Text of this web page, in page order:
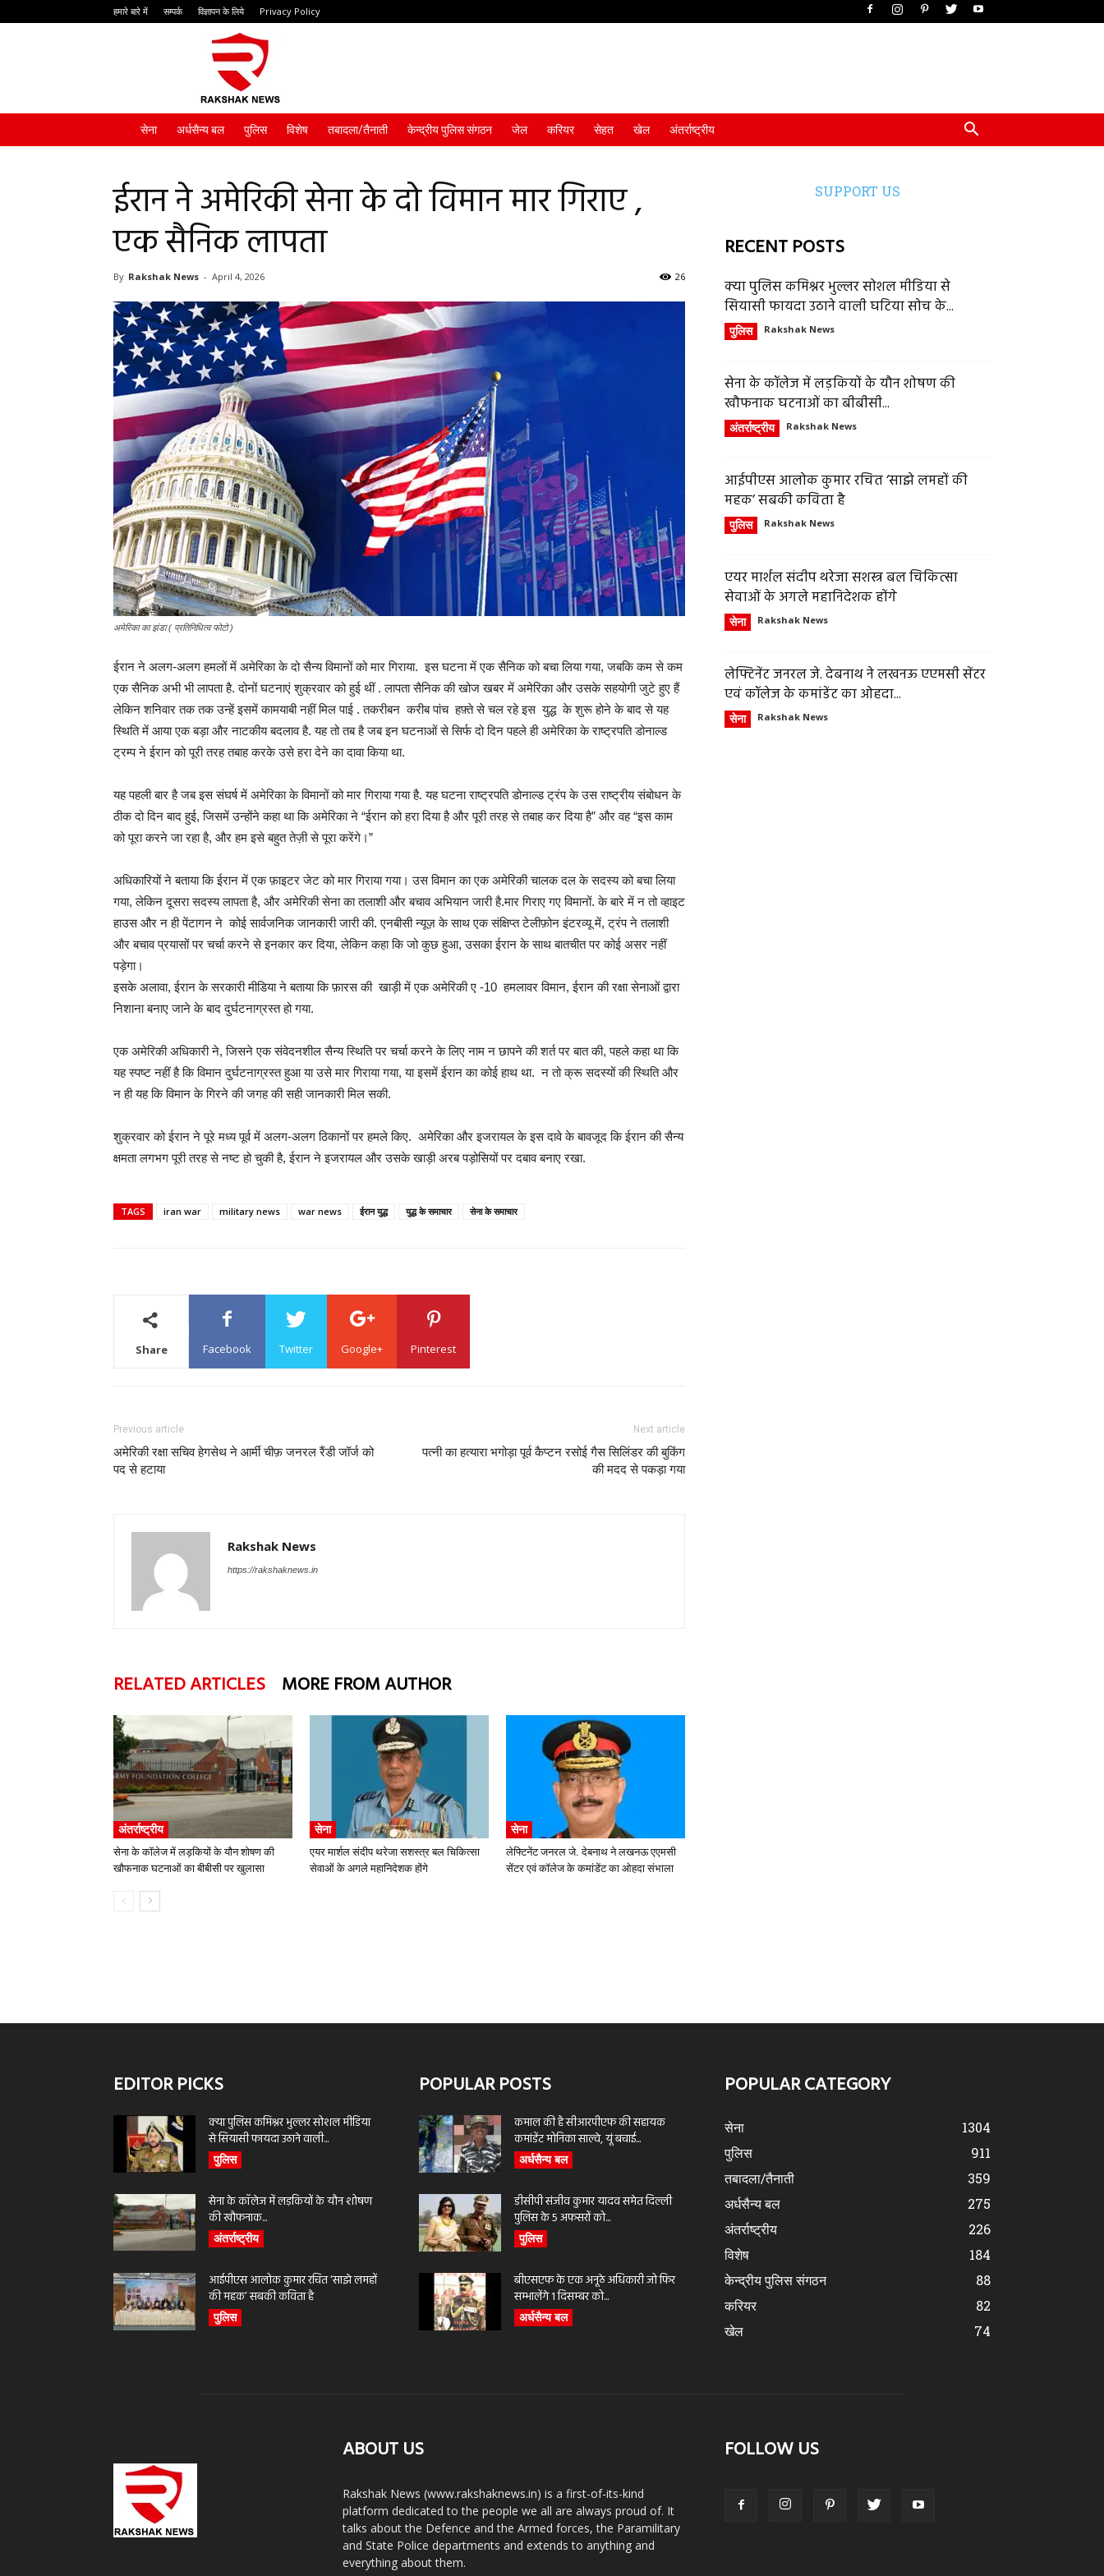
हमारे बारे में सम्पर्क विज्ञापन के लिये Privacy Policy
सेना अर्धसैन्य बल पुलिस विशेष तबादला/तैनाती केन्द्रीय पुलिस संगठन जेल करियर सेहत खेल अंतर्राष्ट्रीय
ईरान ने अमेरिकी सेना के दो विमान मार गिराए ,
एक सैनिक लापता
By Rakshak News - April 4, 2026 26
अमेरिका का झंडा ( प्रतिनिधित्व फोटो )
ईरान ने अलग-अलग हमलों में अमेरिका के दो सैन्य विमानों को मार गिराया. इस घटना में एक सैनिक को बचा लिया गया, जबकि कम से कम
एक सैनिक अभी भी लापता है. दोनों घटनाएं शुक्रवार को हुई थीं . लापता सैनिक की खोज खबर में अमेरिका और उसके सहयोगी जुटे हुए हैं
लेकिन शनिवार तक तक उन्हें इसमें कामयाबी नहीं मिल पाई . तकरीबन करीब पांच हफ़्ते से चल रहे इस युद्ध के शुरू होने के बाद से यह
स्थिति में आया एक बड़ा और नाटकीय बदलाव है. यह तो तब है जब इन घटनाओं से सिर्फ दो दिन पहले ही अमेरिका के राष्ट्रपति डोनाल्ड
ट्रम्प ने ईरान को पूरी तरह तबाह करके उसे हरा देने का दावा किया था.
यह पहली बार है जब इस संघर्ष में अमेरिका के विमानों को मार गिराया गया है. यह घटना राष्ट्रपति डोनाल्ड ट्रंप के उस राष्ट्रीय संबोधन के
ठीक दो दिन बाद हुई, जिसमें उन्होंने कहा था कि अमेरिका ने “ईरान को हरा दिया है और पूरी तरह से तबाह कर दिया है” और वह “इस काम
को पूरा करने जा रहा है, और हम इसे बहुत तेज़ी से पूरा करेंगे।”
अधिकारियों ने बताया कि ईरान में एक फ़ाइटर जेट को मार गिराया गया। उस विमान का एक अमेरिकी चालक दल के सदस्य को बचा लिया
गया, लेकिन दूसरा सदस्य लापता है, और अमेरिकी सेना का तलाशी और बचाव अभियान जारी है.मार गिराए गए विमानों. के बारे में न तो व्हाइट
हाउस और न ही पेंटागन ने कोई सार्वजनिक जानकारी जारी की. एनबीसी न्यूज़ के साथ एक संक्षिप्त टेलीफ़ोन इंटरव्यू में, ट्रंप ने तलाशी
और बचाव प्रयासों पर चर्चा करने से इनकार कर दिया, लेकिन कहा कि जो कुछ हुआ, उसका ईरान के साथ बातचीत पर कोई असर नहीं
पड़ेगा।
इसके अलावा, ईरान के सरकारी मीडिया ने बताया कि फ़ारस की खाड़ी में एक अमेरिकी ए -10 हमलावर विमान, ईरान की रक्षा सेनाओं द्वारा
निशाना बनाए जाने के बाद दुर्घटनाग्रस्त हो गया.
एक अमेरिकी अधिकारी ने, जिसने एक संवेदनशील सैन्य स्थिति पर चर्चा करने के लिए नाम न छापने की शर्त पर बात की, पहले कहा था कि
यह स्पष्ट नहीं है कि विमान दुर्घटनाग्रस्त हुआ या उसे मार गिराया गया, या इसमें ईरान का कोई हाथ था. न तो क्रू सदस्यों की स्थिति और
न ही यह कि विमान के गिरने की जगह की सही जानकारी मिल सकी.
शुक्रवार को ईरान ने पूरे मध्य पूर्व में अलग-अलग ठिकानों पर हमले किए. अमेरिका और इजरायल के इस दावे के बावजूद कि ईरान की सैन्य
क्षमता लगभग पूरी तरह से नष्ट हो चुकी है, ईरान ने इजरायल और उसके खाड़ी अरब पड़ोसियों पर दबाव बनाए रखा.
TAGS iran war military news war news ईरान युद्ध युद्ध के समाचार सेना के समाचार
Share Facebook Twitter Google+ Pinterest
Previous article
अमेरिकी रक्षा सचिव हेगसेथ ने आर्मी चीफ़ जनरल रैंडी जॉर्ज को
पद से हटाया
Next article
पत्नी का हत्यारा भगोड़ा पूर्व कैप्टन रसोई गैस सिलिंडर की बुकिंग
की मदद से पकड़ा गया
Rakshak News
https://rakshaknews.in
RELATED ARTICLES MORE FROM AUTHOR
अंतर्राष्ट्रीय
सेना के कॉलेज में लड़कियों के यौन शोषण की
खौफनाक घटनाओं का बीबीसी पर खुलासा
सेना
एयर मार्शल संदीप थरेजा सशस्त्र बल चिकित्सा
सेवाओं के अगले महानिदेशक होंगे
सेना
लेफ्टिनेंट जनरल जे. देबनाथ ने लखनऊ एएमसी
सेंटर एवं कॉलेज के कमांडेंट का ओहदा संभाला
SUPPORT US
RECENT POSTS
क्या पुलिस कमिश्नर भुल्लर सोशल मीडिया से
सियासी फायदा उठाने वाली घटिया सोच के...
पुलिस Rakshak News
सेना के कॉलेज में लड़कियों के यौन शोषण की
खौफनाक घटनाओं का बीबीसी...
अंतर्राष्ट्रीय Rakshak News
आईपीएस आलोक कुमार रचित ‘साझे लमहों की
महक’ सबकी कविता है
पुलिस Rakshak News
एयर मार्शल संदीप थरेजा सशस्त्र बल चिकित्सा
सेवाओं के अगले महानिदेशक होंगे
सेना Rakshak News
लेफ्टिनेंट जनरल जे. देबनाथ ने लखनऊ एएमसी सेंटर
एवं कॉलेज के कमांडेंट का ओहदा...
सेना Rakshak News
EDITOR PICKS
क्या पुलिस कमिश्नर भुल्लर सोशल मीडिया
से सियासी फायदा उठाने वाली...
पुलिस
सेना के कॉलेज में लड़कियों के यौन शोषण
की खौफनाक...
अंतर्राष्ट्रीय
आईपीएस आलोक कुमार रचित ‘साझे लमहों
की महक’ सबकी कविता है
पुलिस
POPULAR POSTS
कमाल की है सीआरपीएफ की सहायक
कमांडेंट मोनिका साल्वे, यूं बचाई...
अर्धसैन्य बल
डीसीपी संजीव कुमार यादव समेत दिल्ली
पुलिस के 5 अफसरों को...
पुलिस
बीएसएफ के एक अनूठे अधिकारी जो फिर
सम्भालेंगे 1 दिसम्बर को...
अर्धसैन्य बल
POPULAR CATEGORY
सेना
1304
पुलिस
911
तबादला/तैनाती
359
अर्धसैन्य बल
275
अंतर्राष्ट्रीय
226
विशेष
184
केन्द्रीय पुलिस संगठन
88
करियर
82
खेल
74
ABOUT US
Rakshak News (www.rakshaknews.in) is a first-of-its-kind
platform dedicated to the people we all are always proud of. It
talks about the Defence and the Armed forces, the Paramilitary
and State Police departments and extends to anything and
everything about them.
FOLLOW US